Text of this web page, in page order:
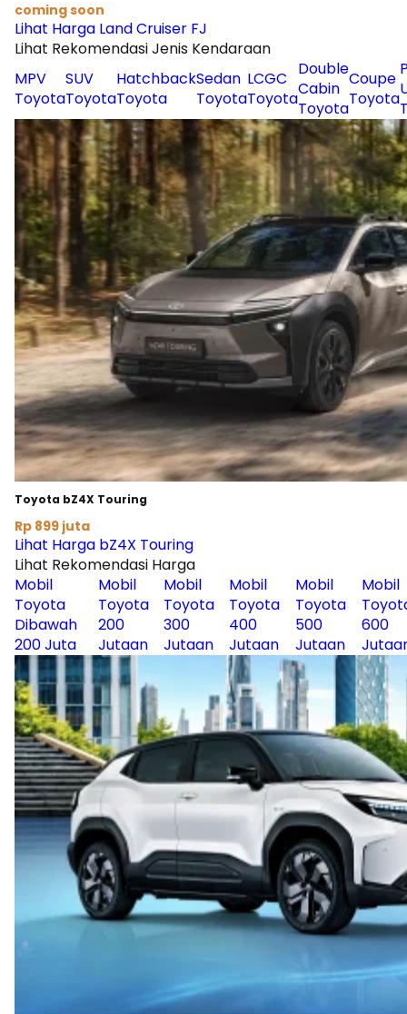
coming soon
Lihat Harga Land Cruiser FJ
Lihat Rekomendasi Jenis Kendaraan
MPV
Toyota
SUV
Toyota
Hatchback
Toyota
Sedan
Toyota
LCGC
Toyota
Double
Cabin
Toyota
Coupe
Toyota
Toyota bZ4X Touring
Rp 899 juta
Lihat Harga bZ4X Touring
Lihat Rekomendasi Harga
Mobil
Toyota
Dibawah
200 Juta
Mobil
Toyota
200
Jutaan
Mobil
Toyota
300
Jutaan
Mobil
Toyota
400
Jutaan
Mobil
Toyota
500
Jutaan
Mobil
600